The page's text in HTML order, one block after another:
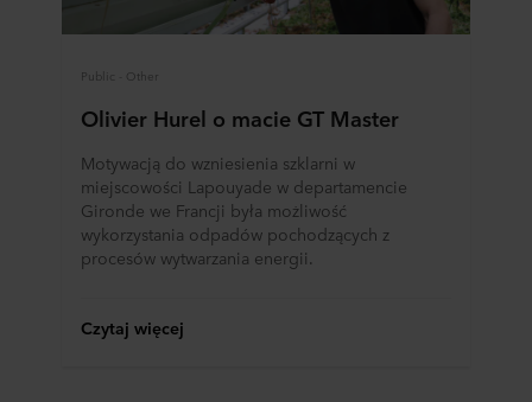
Public - Other
Olivier Hurel o macie GT Master
Motywacją do wzniesienia szklarni w
miejscowości Lapouyade w departamencie
Gironde we Francji była możliwość
wykorzystania odpadów pochodzących z
procesów wytwarzania energii.
Czytaj więcej